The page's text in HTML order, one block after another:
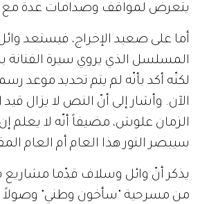
يتعرض لمواقف وصدامات عدة مع
أما على صعيد الإخراج، فيستعد
المسلسل الذي يروي سيرة الفنانة
لكنّه أكد بأنّه لم يتم تحديد موعد
الآن. وأشار إلى أنّ النص لا يزال قيد
الزمان علوش، مضيفاً أنّه لا يعلم
سيبصر النور هذا العام أم العام
يذكر أنّ وائل وسلاف قدّما مشاريع
من مسرحية "سأخون وطني"